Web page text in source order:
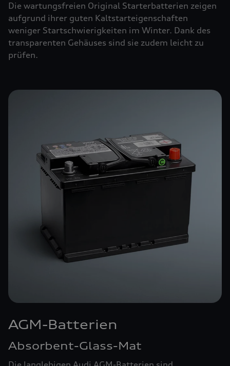
Die wartungsfreien Original Starterbatterien zeigen
aufgrund ihrer guten Kaltstarteigenschaften
weniger Startschwierigkeiten im Winter. Dank des
transparenten Gehäuses sind sie zudem leicht zu
prüfen.
AGM-Batterien
Absorbent-Glass-Mat